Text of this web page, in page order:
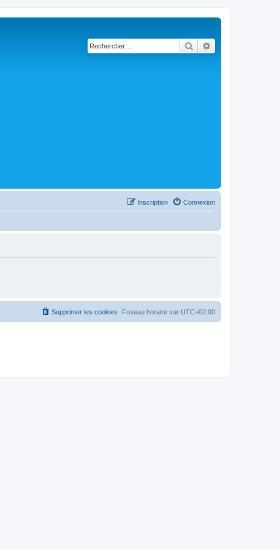
Rechercher
Connexion
Inscription
Fuseau horaire sur UTC+02:00
Supprimer les cookies